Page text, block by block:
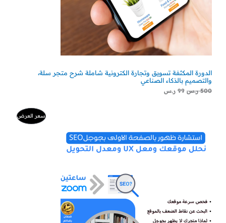
الدورة المكثفة تسويق وتجارة الكترونية شاملة شرح متجر سلة،
والتصميم بالذكاء الصناعي
500 ر.س 99 ر.س
سعر العرضمنتج
500 ر.س.
300 ر.س.